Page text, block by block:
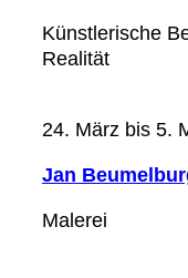
Künstlerische
Realität
24. März bis 5.
Jan
Malerei